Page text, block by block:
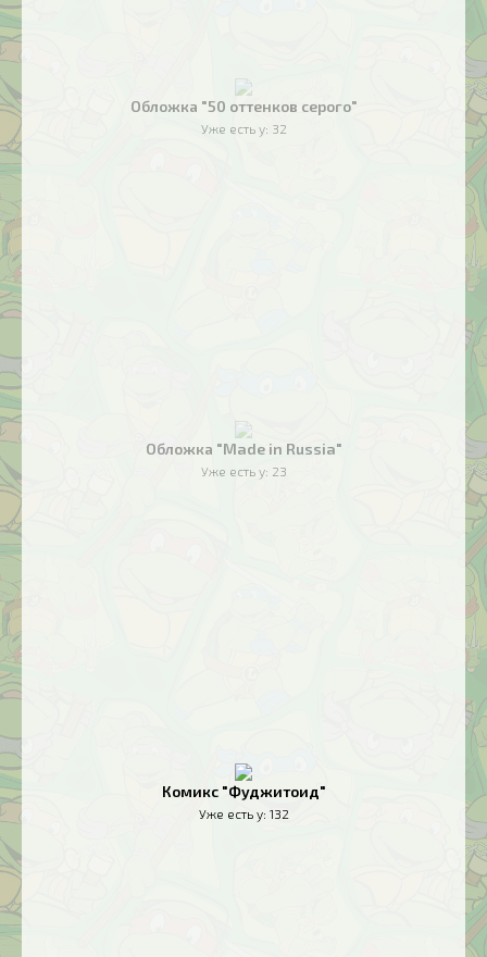
Обложка "50 оттенков серого"
Уже есть у: 32
Обложка "Made in Russia"
Уже есть у: 23
Комикс "Фуджитоид"
Уже есть у: 132